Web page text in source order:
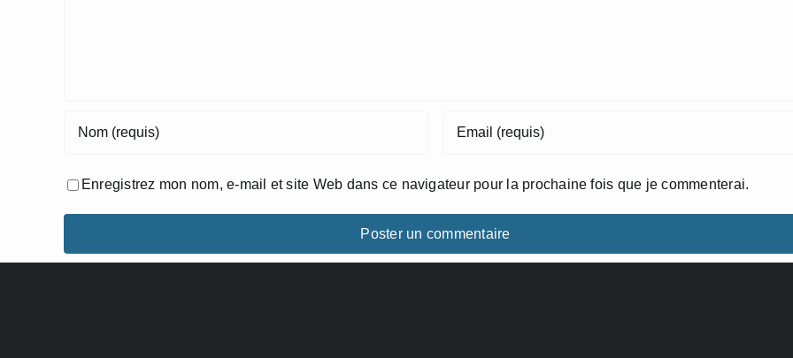
Enregistrez mon nom, e-mail et site Web dans ce navigateur pour la prochaine fois que je commenterai.